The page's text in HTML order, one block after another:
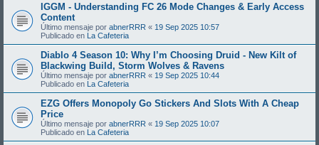
IGGM - Understanding FC 26 Mode Changes & Early Access
Content
Último mensaje por abnerRRR « 19 Sep 2025 10:57
Publicado en La Cafeteria
Diablo 4 Season 10: Why I’m Choosing Druid - New Kilt of
Blackwing Build, Storm Wolves & Ravens
Último mensaje por abnerRRR « 19 Sep 2025 10:44
Publicado en La Cafeteria
EZG Offers Monopoly Go Stickers And Slots With A Cheap
Price
Último mensaje por abnerRRR « 19 Sep 2025 10:07
Publicado en La Cafeteria